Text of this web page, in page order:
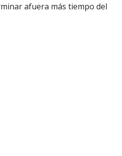
afuera más tiempo del